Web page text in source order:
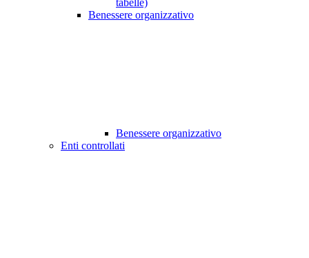
tabelle)
Benessere organizzativo
Benessere organizzativo
Enti controllati